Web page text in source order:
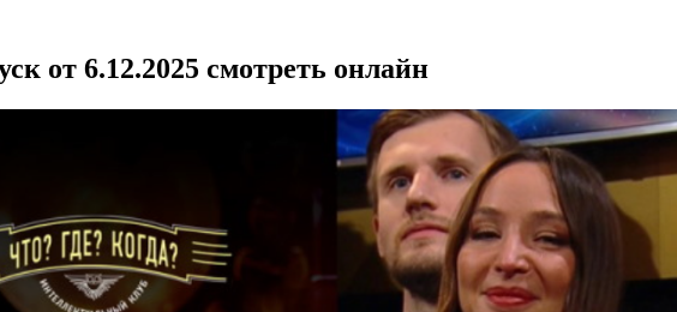
от 6.12.2025 смотреть онлайн